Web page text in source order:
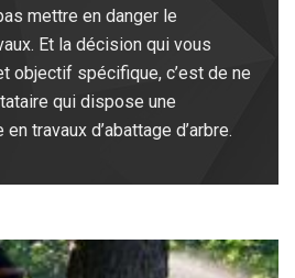
mettre en danger le
Et la décision qui vous
objectif spécifique, c’est de ne
qui dispose une
travaux d’abattage d’arbre.